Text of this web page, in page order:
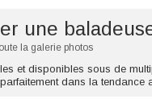
une
la galerie photos
et disponibles sous de
dans la tendance